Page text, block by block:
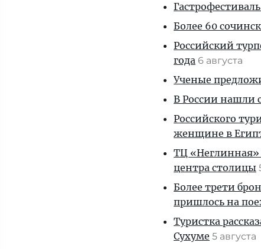
Более 60
Российский
года 6 августа
Ученые
В России нашли
Российского
женщине в
ТЦ «Неглинная»
центра столицы
Более трети
пришлось на
Туристка
Сухуме 5 августа